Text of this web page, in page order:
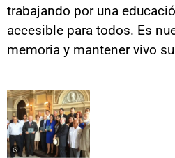
trabajando por una
accesible para todos. Es
memoria y mantener vivo